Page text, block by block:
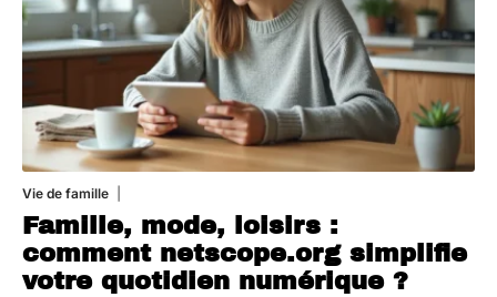
Vie de famille
Famille, mode, loisirs :
comment netscope.org simplifie
votre quotidien numérique ?